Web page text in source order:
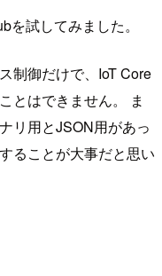
試してみました。
制御だけで、IoT Core
とはできません。 ま
リ用とJSON用があっ
ることが大事だと思い